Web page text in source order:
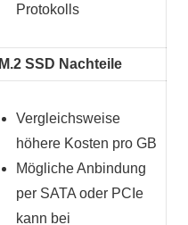
Protokolls
M.2 SSD Nachteile
Vergleichsweise
höhere Kosten pro GB
Mögliche Anbindung
per SATA oder PCIe
kann bei